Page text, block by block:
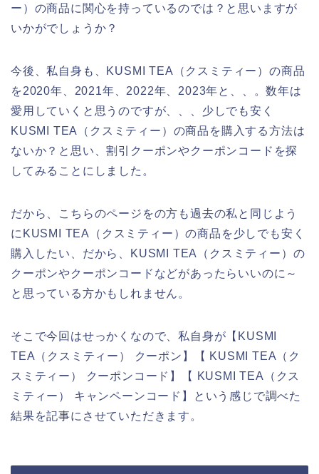
ー）の商品に関心を持っているのでは？と思いますが
いかがでしょうか？
今後、私自身も、KUSMI TEA（クスミティー）の商品
を2020年、2021年、2022年、2023年と、、。数年は
愛用していくと思うのですが、、、少しでも安く
KUSMI TEA（クスミティー）の商品を購入する方法は
ないか？と思い、割引クーポンやクーポンコードを探
してみることにしました。
だから、こちらのページをの方も過去の私と同じよう
にKUSMI TEA（クスミティー）の商品を少しでも安く
購入したい、だから、KUSMI TEA（クスミティー）の
クーポンやクーポンコードなどがあったらいいのに～
と思っている方かもしれません。
そこで今回はせっかくなので、私自身が【KUSMI
TEA（クスミティー） クーポン】【 KUSMI TEA（ク
スミティー） クーポンコード】【 KUSMI TEA（クス
ミティー） キャンペーンコード】という感じで調べた
結果を記事にさせていただきます。